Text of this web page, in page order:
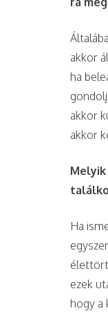
akkor
ha
akkor
akkor
Ha
ezek
hogy a